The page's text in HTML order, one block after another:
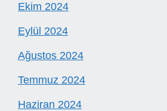
Ekim 2024
Eylül 2024
Ağustos 2024
Temmuz 2024
Haziran 2024